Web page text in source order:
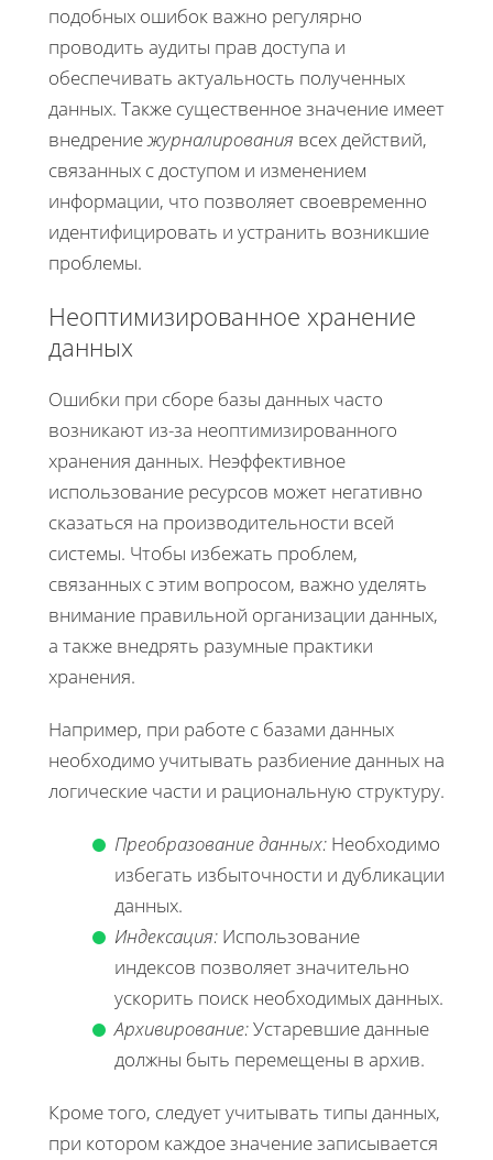
подобных ошибок важно регулярно
проводить аудиты прав доступа и
обеспечивать актуальность полученных
данных. Также существенное значение имеет
внедрениежурналирования всех действий,
связанных с доступом и изменением
информации, что позволяет своевременно
идентифицировать и устранить возникшие
проблемы.
Неоптимизированное хранение
данных
Ошибки при сборе базы данных часто
возникают из-за неоптимизированного
хранения данных. Неэффективное
использование ресурсов может негативно
сказаться на производительности всей
системы. Чтобы избежать проблем,
связанных с этим вопросом, важно уделять
внимание правильной организации данных,
а также внедрять разумные практики
хранения.
Например, при работе с базами данных
необходимо учитывать разбиение данных на
логические части и рациональную структуру.
Преобразование данных: Необходимо
избегать избыточности и дубликации
данных.
Индексация: Использование
индексов позволяет значительно
ускорить поиск необходимых данных.
Архивирование:Устаревшие данные
должны быть перемещены в архив.
Кроме того, следует учитывать типы данных,
при котором каждое значение записывается